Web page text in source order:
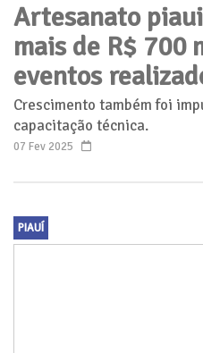
Artesanato
mais de R$ 700
eventos
Crescimento também foi
capacitação técnica.
07 Fev 2025
PIAUÍ